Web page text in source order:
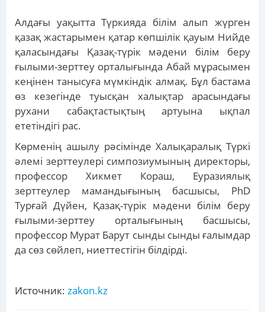
Алдағы уақытта Түркияда білім алып жүрген
қазақ жастарымен қатар көпшілік қауым Нийде
қаласындағы Қазақ-түрік мәдени білім беру
ғылыми-зерттеу орталығында Абай мұрасымен
кеңінен танысуға мүмкіндік алмақ. Бұл бастама
өз кезегінде туысқан халықтар арасындағы
рухани сабақтастықтың артуына ықпал
ететіндігі рас.
Көрменің ашылу рәсімінде Халықаралық Түркі
әлемі зерттеулері симпозиумының директоры,
профессор Хикмет Кораш, Еуразиялық
зерттеулер мамандығының басшысы, PhD
Турғай Дүйен, Қазақ-түрік мәдени білім беру
ғылыми-зерттеу орталығының басшысы,
профессор Мурат Барут сынды сынды ғалымдар
да сөз сөйлеп, ниеттестігін білдірді.
Источник: zakon.kz